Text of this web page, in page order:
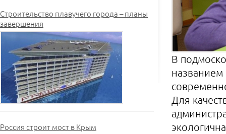
Строительство плавучего города – планы
завершения
Россия строит мост в Крым
В
названием
Для